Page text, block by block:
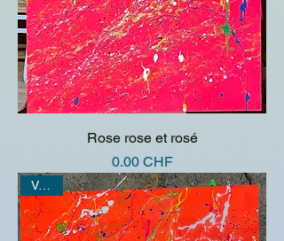
Rose rose et rosé
Prix
0.00 CHF
Vendu